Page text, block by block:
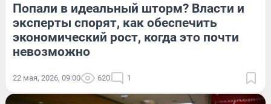
Попали в идеальный шторм? Власти и
эксперты спорят, как обеспечить
экономический рост, когда это почти
невозможно
22 мая, 2026, 09:00 620 1